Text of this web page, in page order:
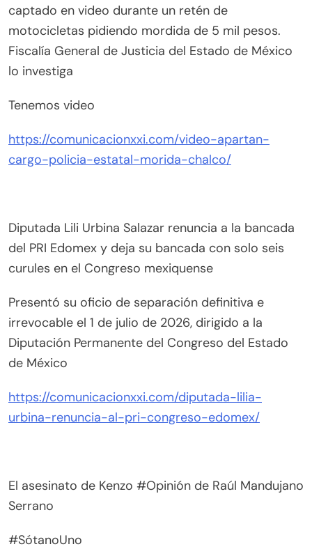
captado en video durante un retén de
motocicletas pidiendo mordida de 5 mil pesos.
Fiscalía General de Justicia del Estado de México
lo investiga
Tenemos video
https://comunicacionxxi.com/video-apartan-
cargo-policia-estatal-morida-chalco/
Diputada Lili Urbina Salazar renuncia a la bancada
del PRI Edomex y deja su bancada con solo seis
curules en el Congreso mexiquense
Presentó su oficio de separación definitiva e
irrevocable el 1 de julio de 2026, dirigido a la
Diputación Permanente del Congreso del Estado
de México
https://comunicacionxxi.com/diputada-lilia-
urbina-renuncia-al-pri-congreso-edomex/
El asesinato de Kenzo #Opinión de Raúl Mandujano
Serrano
#SótanoUno